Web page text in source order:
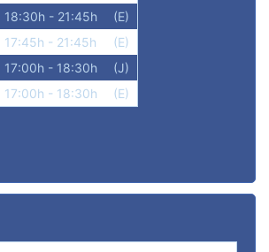
18:30h - 21:45h
(E)
17:45h - 21:45h
(E)
17:00h - 18:30h
(J)
17:00h - 18:30h (E)